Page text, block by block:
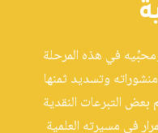
في هذه المرحلة
وتسديد ثمنها
بعض التبرعات النقدية
في مسيرته العلمية